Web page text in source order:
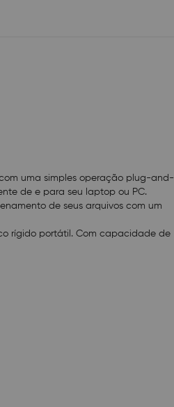
uma simples operação plug-and-
de e para seu laptop ou PC.
de seus arquivos com um
rígido portátil. Com capacidade de